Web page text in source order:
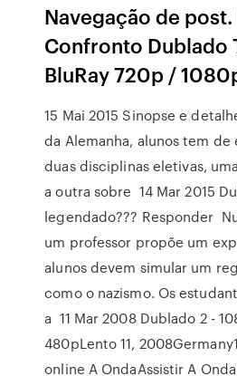
Navegação de
Confronto Dublado
BluRay 720p /
15 Mai 2015 Sinopse e
da Alemanha, alunos tem
duas disciplinas eletivas,
a outra sobre 14 Mar 2015
legendado??? Responder
um professor propõe um
alunos devem simular um
como o nazismo. Os
a 11 Mar 2008 Dublado 2 -
480pLento 11,
online A OndaAssistir A Onda